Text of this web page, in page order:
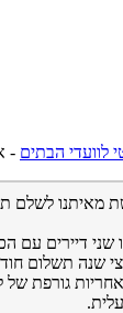
לוועדי הבתים -
דיירים עם
שנה תשלום
גורפת של